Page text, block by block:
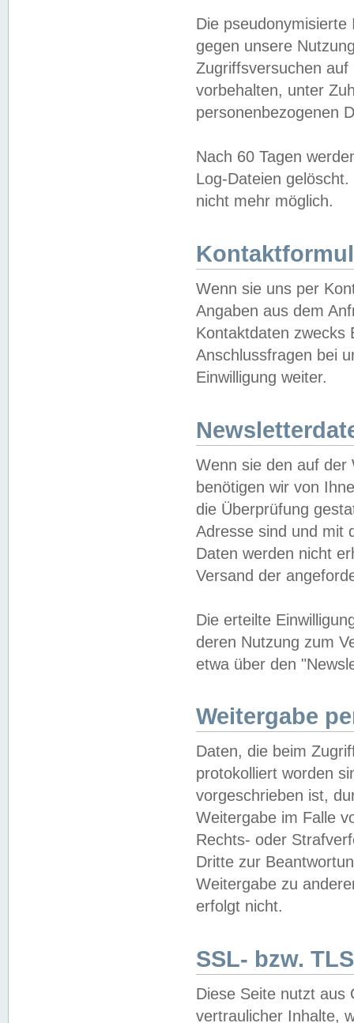
Die
gegen unsere
Zugriffsversuchen
vorbehalten, unter
personenbezogenen
Nach 60 Tagen
Log-Dateien
nicht mehr möglich.
Wenn sie uns per
Angaben aus dem
Kontaktdaten zwecks
Anschlussfragen bei
Einwilligung weiter.
Wenn sie den auf der
benötigen wir von
die Überprüfung
Adresse sind und mit
Daten werden nicht
Versand der
Die erteilte
deren Nutzung zum
etwa über den
Weitergabe
Daten, die beim
protokolliert worden
vorgeschrieben ist,
Weitergabe im Falle
Rechts- oder
Dritte zur
Weitergabe zu
erfolgt nicht.
SSL- bzw.
Diese Seite nutzt aus
vertraulicher Inhalte,